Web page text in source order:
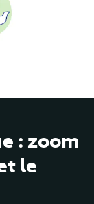
: zoom
le